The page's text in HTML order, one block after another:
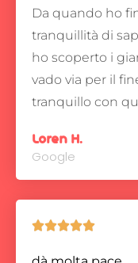
Da quando ho
tranquillità di
ho scoperto i
vado via per il
tranquillo con
Loren H.
Google
